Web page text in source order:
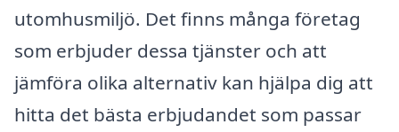
utomhusmiljö. Det finns många företag
som erbjuder dessa tjänster och att
jämföra olika alternativ kan hjälpa dig att
hitta det bästa erbjudandet som passar